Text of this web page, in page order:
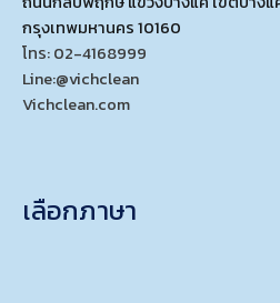
กรุงเทพมหานคร 10160
โทร: 02-4168999
Line:@vichclean
Vichclean.com
เลือกภาษา